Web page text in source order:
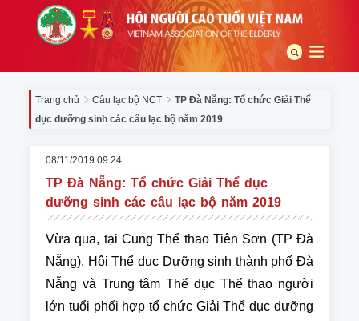
Trang chủ Câu lạc bộ NCT
TP Đà Nẵng: Tổ chức Giải Thể
dục dưỡng sinh các câu lạc bộ năm 2019
08/11/2019 09:24
TP Đà Nẵng: Tổ chức Giải Thể dục
dưỡng sinh các câu lạc bộ năm 2019
Vừa qua, tại Cung Thể thao Tiên Sơn (TP Đà
Nẵng), Hội Thể dục Dưỡng sinh thành phố Đà
Nẵng và Trung tâm Thể dục Thể thao người
lớn tuổi phối hợp tổ chức Giải Thể dục dưỡng